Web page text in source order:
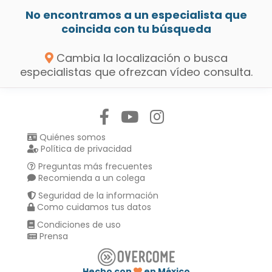
No encontramos a un especialista que
coincida con tu búsqueda
Cambia la localización o busca
especialistas que ofrezcan vídeo consulta.
Quiénes somos
Política de privacidad
Preguntas más frecuentes
Recomienda a un colega
Seguridad de la información
Como cuidamos tus datos
Condiciones de uso
Prensa